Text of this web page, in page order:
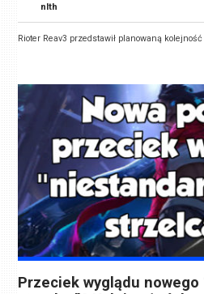
nlth
Rioter Reav3 przedstawił planowaną
Przeciek wyglądu